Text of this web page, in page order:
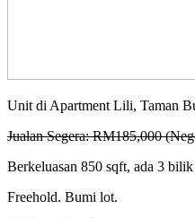
Unit di Apartment Lili, Taman
Jualan Segera: RM185,000
Berkeluasan 850 sqft, ada 3
Freehold. Bumi lot.